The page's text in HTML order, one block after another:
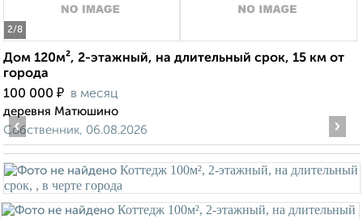
2/8
Дом 120м², 2-этажный, на длительный срок, 15 км от
города
100 000 ₽ в месяц
деревня Матюшино
Собственник, 06.08.2026
‹ ›